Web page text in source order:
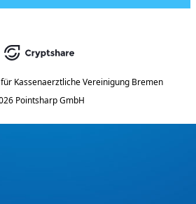
Kassenaerztliche Vereinigung Bremen
Pointsharp GmbH